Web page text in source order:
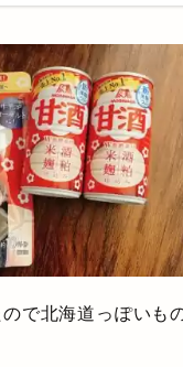
で北海道っぽいも